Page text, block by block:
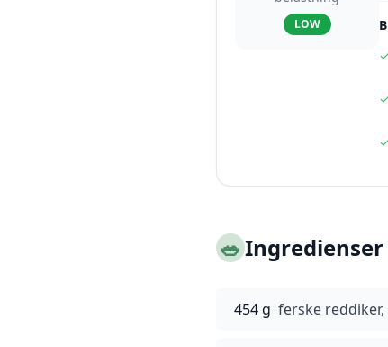
LOW
✓
✓
✓
🥗Ingredienser
454 g ferske